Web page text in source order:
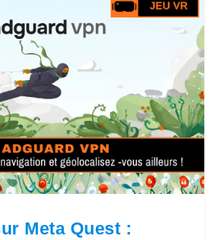
Meta Quest :